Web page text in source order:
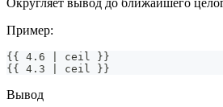
Округляет вывод до ближайшего
Пример:
{{ 4.6 | ceil }}
{{ 4.3 | ceil }}
Вывод